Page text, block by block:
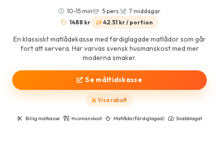
10-15 min 5 pers.
7 middagar
1488 kr
42.51 kr / portion
En klassiskt matlådekasse med färdiglagade matlådor som går
fort att servera. Här varvas svensk husmanskost med mer
moderna smaker.
Se måltidskasse
Visa rabatt
Billig matkasse Husmanskost Matlåda (färdiglagad) Snabblagat